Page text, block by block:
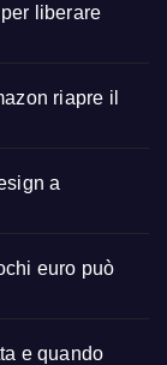
liberare
riapre il
a
euro può
e quando